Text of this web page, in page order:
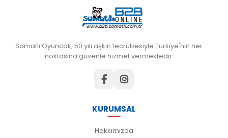
Samatlı Oyuncak, 50 yılı aşkın tecrübesiyle Türkiye'nin her
noktasına güvenle hizmet vermektedir.
KURUMSAL
Hakkımızda